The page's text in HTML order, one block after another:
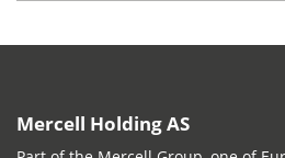
Mercell Holding AS